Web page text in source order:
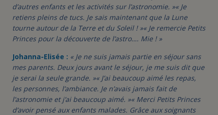
d’autres enfants et les activités sur l’astronomie. »« Je
retiens pleins de tucs. Je sais maintenant que la Lune
tourne autour de la Terre et du Soleil ! »« Je remercie Petits
Princes pour la découverte de l’astro…. Mie ! »
Johanna-Elisée : « Je ne suis jamais partie en séjour sans
mes parents. Deux jours avant le séjour, je me suis dit que
je serai la seule grande. »« J’ai beaucoup aimé les repas,
les personnes, l’ambiance. Je n’avais jamais fait de
l’astronomie et j’ai beaucoup aimé. »« Merci Petits Princes
d’avoir pensé aux enfants malades. Grâce aux soignants